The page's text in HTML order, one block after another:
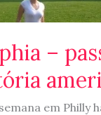
–
em Philly